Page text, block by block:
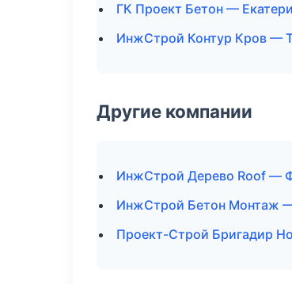
ГК Проект Бетон —
ИнжСтрой Контур Кров —
Другие компании
ИнжСтрой Дерево Roof —
ИнжСтрой Бетон Монтаж
Проект-Строй Бригадир